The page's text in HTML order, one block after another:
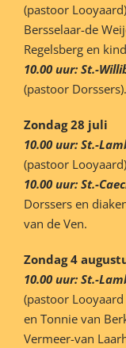
(pastoor
Bersselaar-de
Regelsberg en
10.00 uur: St.-
(pastoor Dorssers).
Zondag 28 juli
10.00 uur: St.-
(pastoor
10.00 uur: St.-
Dorssers en
van de Ven.
Zondag 4
10.00 uur: St.-
(pastoor
en Tonnie van
Vermeer-van